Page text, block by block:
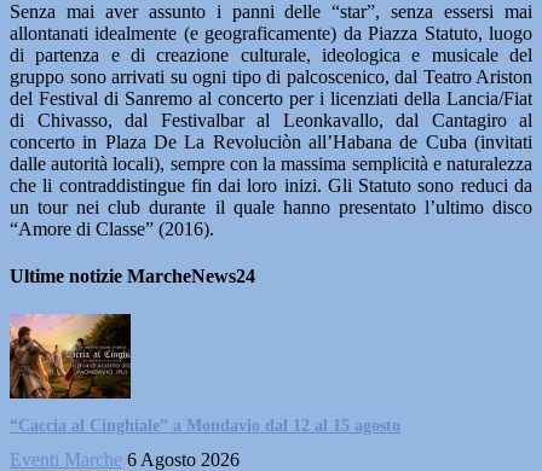
Senza mai aver assunto i panni delle “star”, senza essersi mai
allontanati idealmente (e geograficamente) da Piazza Statuto, luogo
di partenza e di creazione culturale, ideologica e musicale del
gruppo sono arrivati su ogni tipo di palcoscenico, dal Teatro Ariston
del Festival di Sanremo al concerto per i licenziati della Lancia/Fiat
di Chivasso, dal Festivalbar al Leonkavallo, dal Cantagiro al
concerto in Plaza De La Revoluciòn all’Habana de Cuba (invitati
dalle autorità locali), sempre con la massima semplicità e naturalezza
che li contraddistingue fin dai loro inizi. Gli Statuto sono reduci da
un tour nei club durante il quale hanno presentato l’ultimo disco
“Amore di Classe” (2016).
Ultime notizie MarcheNews24
“Caccia al Cinghiale” a Mondavio dal 12 al 15 agosto
Eventi Marche 6 Agosto 2026